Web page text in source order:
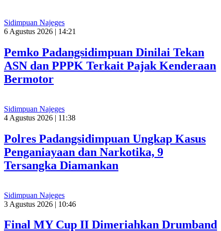
Sidimpuan Najeges
6 Agustus 2026 | 14:21
Pemko Padangsidimpuan Dinilai Tekan
ASN dan PPPK Terkait Pajak Kenderaan
Bermotor
Sidimpuan Najeges
4 Agustus 2026 | 11:38
Polres Padangsidimpuan Ungkap Kasus
Penganiayaan dan Narkotika, 9
Tersangka Diamankan
Sidimpuan Najeges
3 Agustus 2026 | 10:46
Final MY Cup II Dimeriahkan Drumband